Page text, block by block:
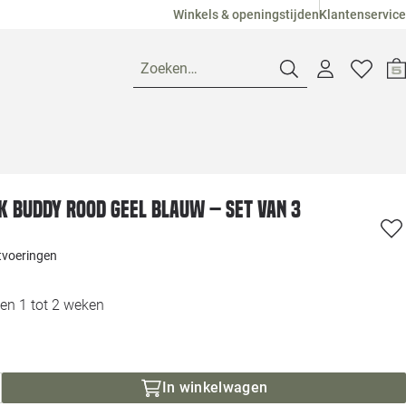
Winkels & openingstijdenKlantenservice
Zoeken…
Pagina suggesties
Loods 5
Buddy rood geel blauw – set van 3
1 tot 2 weken
In winkelwagen